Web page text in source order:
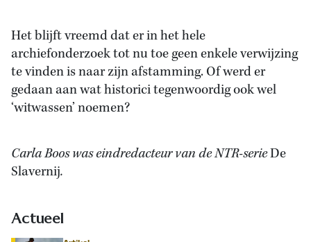
Het blijft vreemd dat er in het hele
archiefonderzoek tot nu toe geen enkele verwijzing
te vinden is naar zijn afstamming. Of werd er
gedaan aan wat historici tegenwoordig ook wel
‘witwassen’ noemen?
Carla Boos was eindredacteur van de NTR-serieDe
Slavernij.
Actueel